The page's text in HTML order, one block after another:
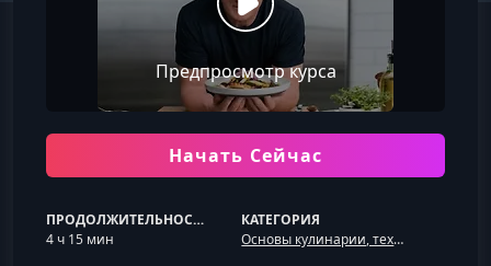
Предпросмотр курса
Начать Сейчас
ПРОДОЛЖИТЕЛЬНОСТЬ
4 ч 15 мин
КАТЕГОРИЯ
Основы кулинарии, техники и оборудование